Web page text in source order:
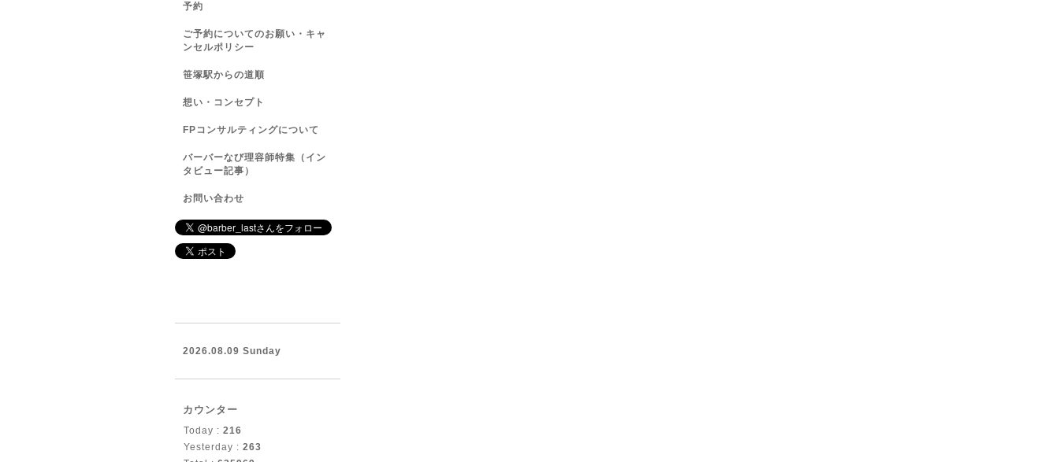
予約
ご予約についてのお願い・キャ
ンセルポリシー
笹塚駅からの道順
想い・コンセプト
FPコンサルティングについて
バーバーなび理容師特集（イン
タビュー記事）
お問い合わせ
2026.08.09 Sunday
カウンター
Today : 216
Yesterday : 263